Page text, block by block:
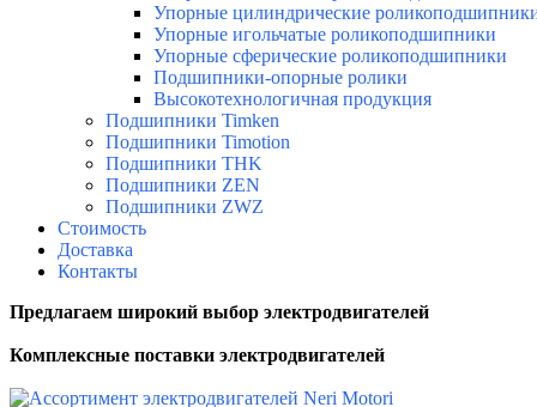
Упорные цилиндрические
Упорные игольчатые роликоподшипники
Упорные сферические роликоподшипники
Подшипники-опорные ролики
Высокотехнологичная продукция
Подшипники Timken
Подшипники Timotion
Подшипники THK
Подшипники ZEN
Подшипники ZWZ
Стоимость
Доставка
Контакты
Предлагаем широкий выбор электродвигателей
Комплексные поставки электродвигателей